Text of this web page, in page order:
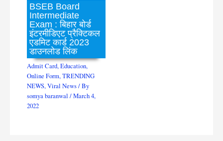
BSEB Board
Intermediate
Exam : बिहार बोर्ड
इंटरमीडिएट प्रैक्टिकल
एडमिट कार्ड 2023
डाउनलोड लिंक
Admit Card,Education,
Online Form,TRENDING
NEWS,Viral News/ By
somya baranwal/March 4,
2022